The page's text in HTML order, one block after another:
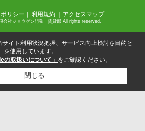
リシー 利用規約 ｜アクセスマップ
会社ジョウゲン開発 賃貸部 All rights reserved.
イト利用状況把握、サービス向上検討を目的と
使用しています。
の取扱いについて」 をご確認ください。
閉じる